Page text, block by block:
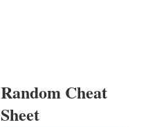
Random Cheat
Sheet